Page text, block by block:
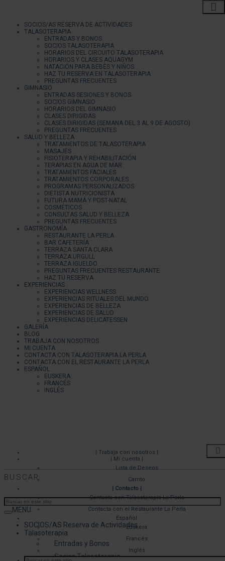
SOCIOS/AS RESERVA DE ACTIVIDADES
TALASOTERAPIA
ENTRADAS Y BONOS
SOCIOS TALASOTERAPIA
HORARIOS DEL CIRCUITO TALASOTERAPIA
HORARIOS Y CLASES AQUAGYM
NATACIÓN PARA BEBÉS Y NIÑOS
HAZ TU RESERVA EN TALASOTERAPIA
PREGUNTAS FRECUENTES
GIMNASIO
ENTRADAS SESIONES Y BONOS
SOCIOS GIMNASIO
HORARIOS DEL GIMNASIO
CLASES DIRIGIDAS
CLASES DIRIGIDAS (SEMANA DEL 3 AL 9 DE AGOSTO)
PREGUNTAS FRECUENTES
SALUD Y BELLEZA
TRATAMIENTOS DE TALASOTERAPIA
MASAJES
FISIOTERAPIA Y REHABILITACIÓN
TERAPIAS EN AGUA DE MAR
TRATAMIENTOS FACIALES
TRATAMIENTOS CORPORALES
PROGRAMAS PERSONALIZADOS
DIETISTA NUTRICIONISTA
FUTURA MAMÁ Y POST-NATAL
COSMÉTICOS
CONSULTAS SALUD Y BELLEZA
PREGUNTAS FRECUENTES
GASTRONOMÍA
RESTAURANTE LA PERLA
BAR CAFETERÍA
TERRAZA SANTA CLARA
TERRAZA URGULL
TERRAZA IGUELDO
PREGUNTAS FRECUENTES RESTAURANTE
HAZ TU RESERVA
EXPERIENCIAS
EXPERIENCIAS WELLNESS
EXPERIENCIAS RITUALES DEL MUNDO
EXPERIENCIAS DE BELLEZA
EXPERIENCIAS DE SALUD
EXPERIENCIAS DELICATESSEN
GALERÍA
BLOG
TRABAJA CON NOSOTROS
MI CUENTA
CONTACTA CON TALASOTERAPIA LA PERLA
CONTACTA CON EL RESTAURANTE LA PERLA
ESPAÑOL
EUSKERA
FRANCÉS
INGLÉS
| Trabaja con nosotros |
| Mi cuenta |
Lista de Deseos
Carrito
| Contacto |
Contacta con Talasoterapia La Perla
Contacta con el Restaurante La Perla
Español
Euskera
Francés
Inglés
BUSCAR
MENU
SOCIOS/AS Reserva de Actividades
Talasoterapia
Entradas y Bonos
Socios Talasoterapia